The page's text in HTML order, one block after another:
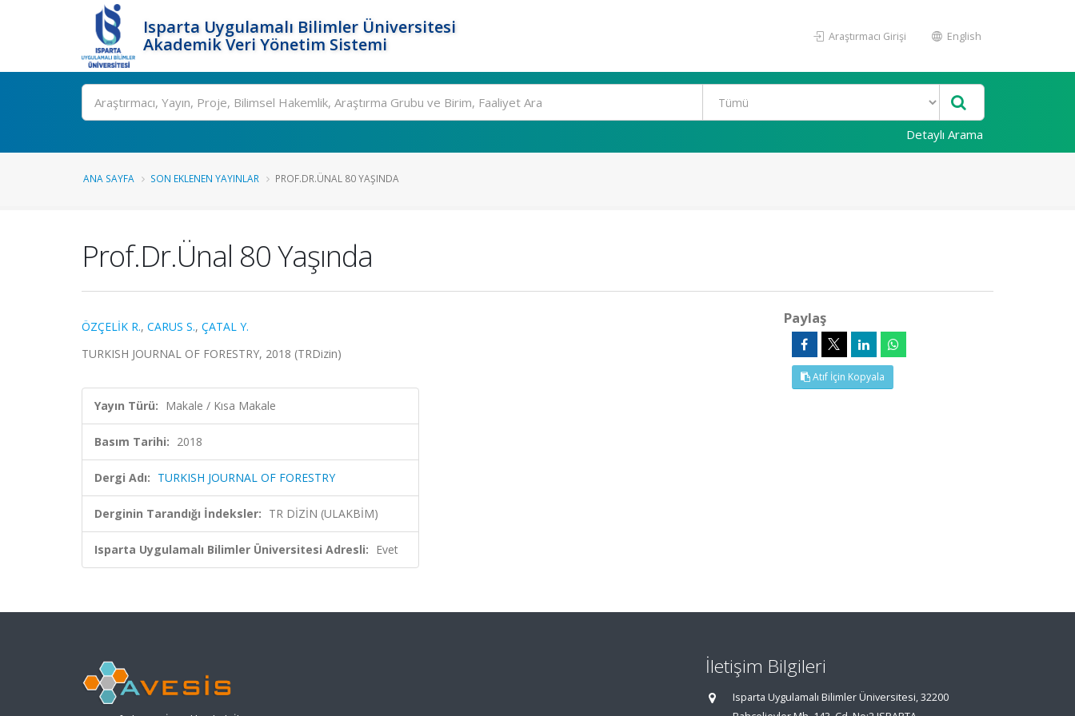
Isparta Uygulamalı Bilimler Üniversitesi
Akademik Veri Yönetim Sistemi
Araştırmacı Girişi English
Ara
Detaylı Arama
ANA SAYFA SON EKLENEN YAYINLAR PROF.DR.ÜNAL 80 YAŞINDA
Prof.Dr.Ünal 80 Yaşında
ÖZÇELİK R., CARUS S., ÇATAL Y.
TURKISH JOURNAL OF FORESTRY, 2018 (TRDizin)
Yayın Türü: Makale / Kısa Makale
Basım Tarihi: 2018
Dergi Adı: TURKISH JOURNAL OF FORESTRY
Derginin Tarandığı İndeksler: TR DİZİN (ULAKBİM)
Isparta Uygulamalı Bilimler Üniversitesi Adresli: Evet
Paylaş
Atıf İçin Kopyala
İletişim Bilgileri
Isparta Uygulamalı Bilimler Üniversitesi, 32200